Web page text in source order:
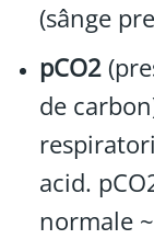
(sânge
pCO2
de
acid.
normale